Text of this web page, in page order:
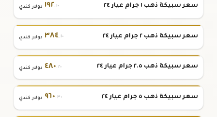
سعر سبيكة ذهب ١ جرام عيار ٢٤ ١٩٢.١٠ دولار كندي
سعر سبيكة ذهب ٢ جرام عيار ٢٤ ٣٨٤.١٠ دولار كندي
سعر سبيكة ذهب ٢.٥ جرام عيار ٢٤ ٤٨٠.٢٠ دولار كندي
سعر سبيكة ذهب ٥ جرام عيار ٢٤ ٩٦٠.٣٠ دولار كندي